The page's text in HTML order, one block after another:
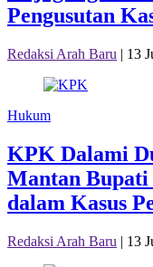
Pengusutan
Redaksi Arah Baru | 13
Hukum
KPK Dalami
Mantan
dalam Kasus
Redaksi Arah Baru | 13